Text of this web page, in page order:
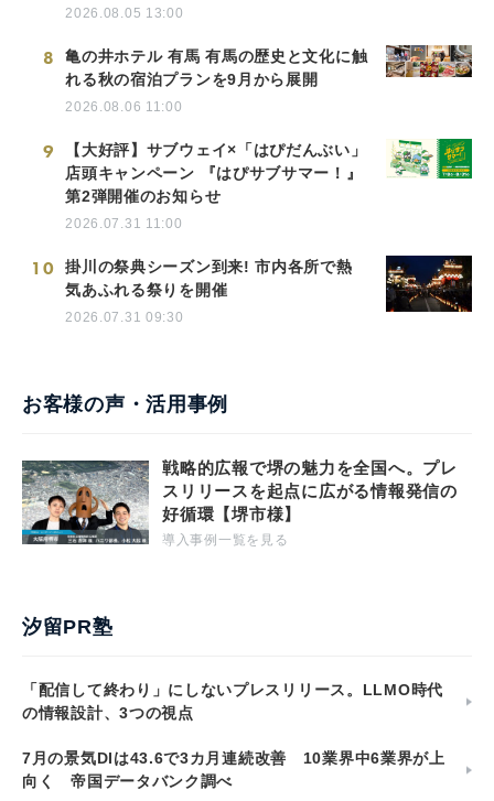
2026.08.05 13:00
8
亀の井ホテル 有馬 有馬の歴史と文化に触
れる秋の宿泊プランを9月から展開
2026.08.06 11:00
9
【大好評】サブウェイ×「はぴだんぶい」
店頭キャンペーン 『はぴサブサマー！』
第2弾開催のお知らせ
2026.07.31 11:00
10
掛川の祭典シーズン到来! 市内各所で熱
気あふれる祭りを開催
2026.07.31 09:30
お客様の声・活用事例
戦略的広報で堺の魅力を全国へ。プレ
スリリースを起点に広がる情報発信の
好循環【堺市様】
導入事例一覧を見る
汐留PR塾
「配信して終わり」にしないプレスリリース。LLMO時代
の情報設計、3つの視点
7月の景気DIは43.6で3カ月連続改善 10業界中6業界が上
向く 帝国データバンク調べ